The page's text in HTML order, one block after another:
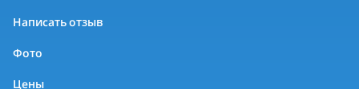
Написать отзыв
Фото
Цены